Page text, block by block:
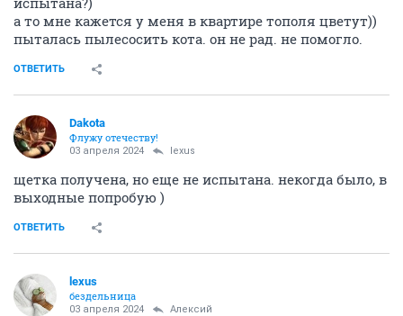
а то мне кажется у меня в квартире тополя цветут))
пыталась пылесосить кота. он не рад. не помогло.
ОТВЕТИТЬ
Dаkota
Флужу отечеству!
03 апреля 2024 lexus
щетка получена, но еще не испытана. некогда было, в
выходные попробую )
ОТВЕТИТЬ
lexus
бездельница
03 апреля 2024 Алексий